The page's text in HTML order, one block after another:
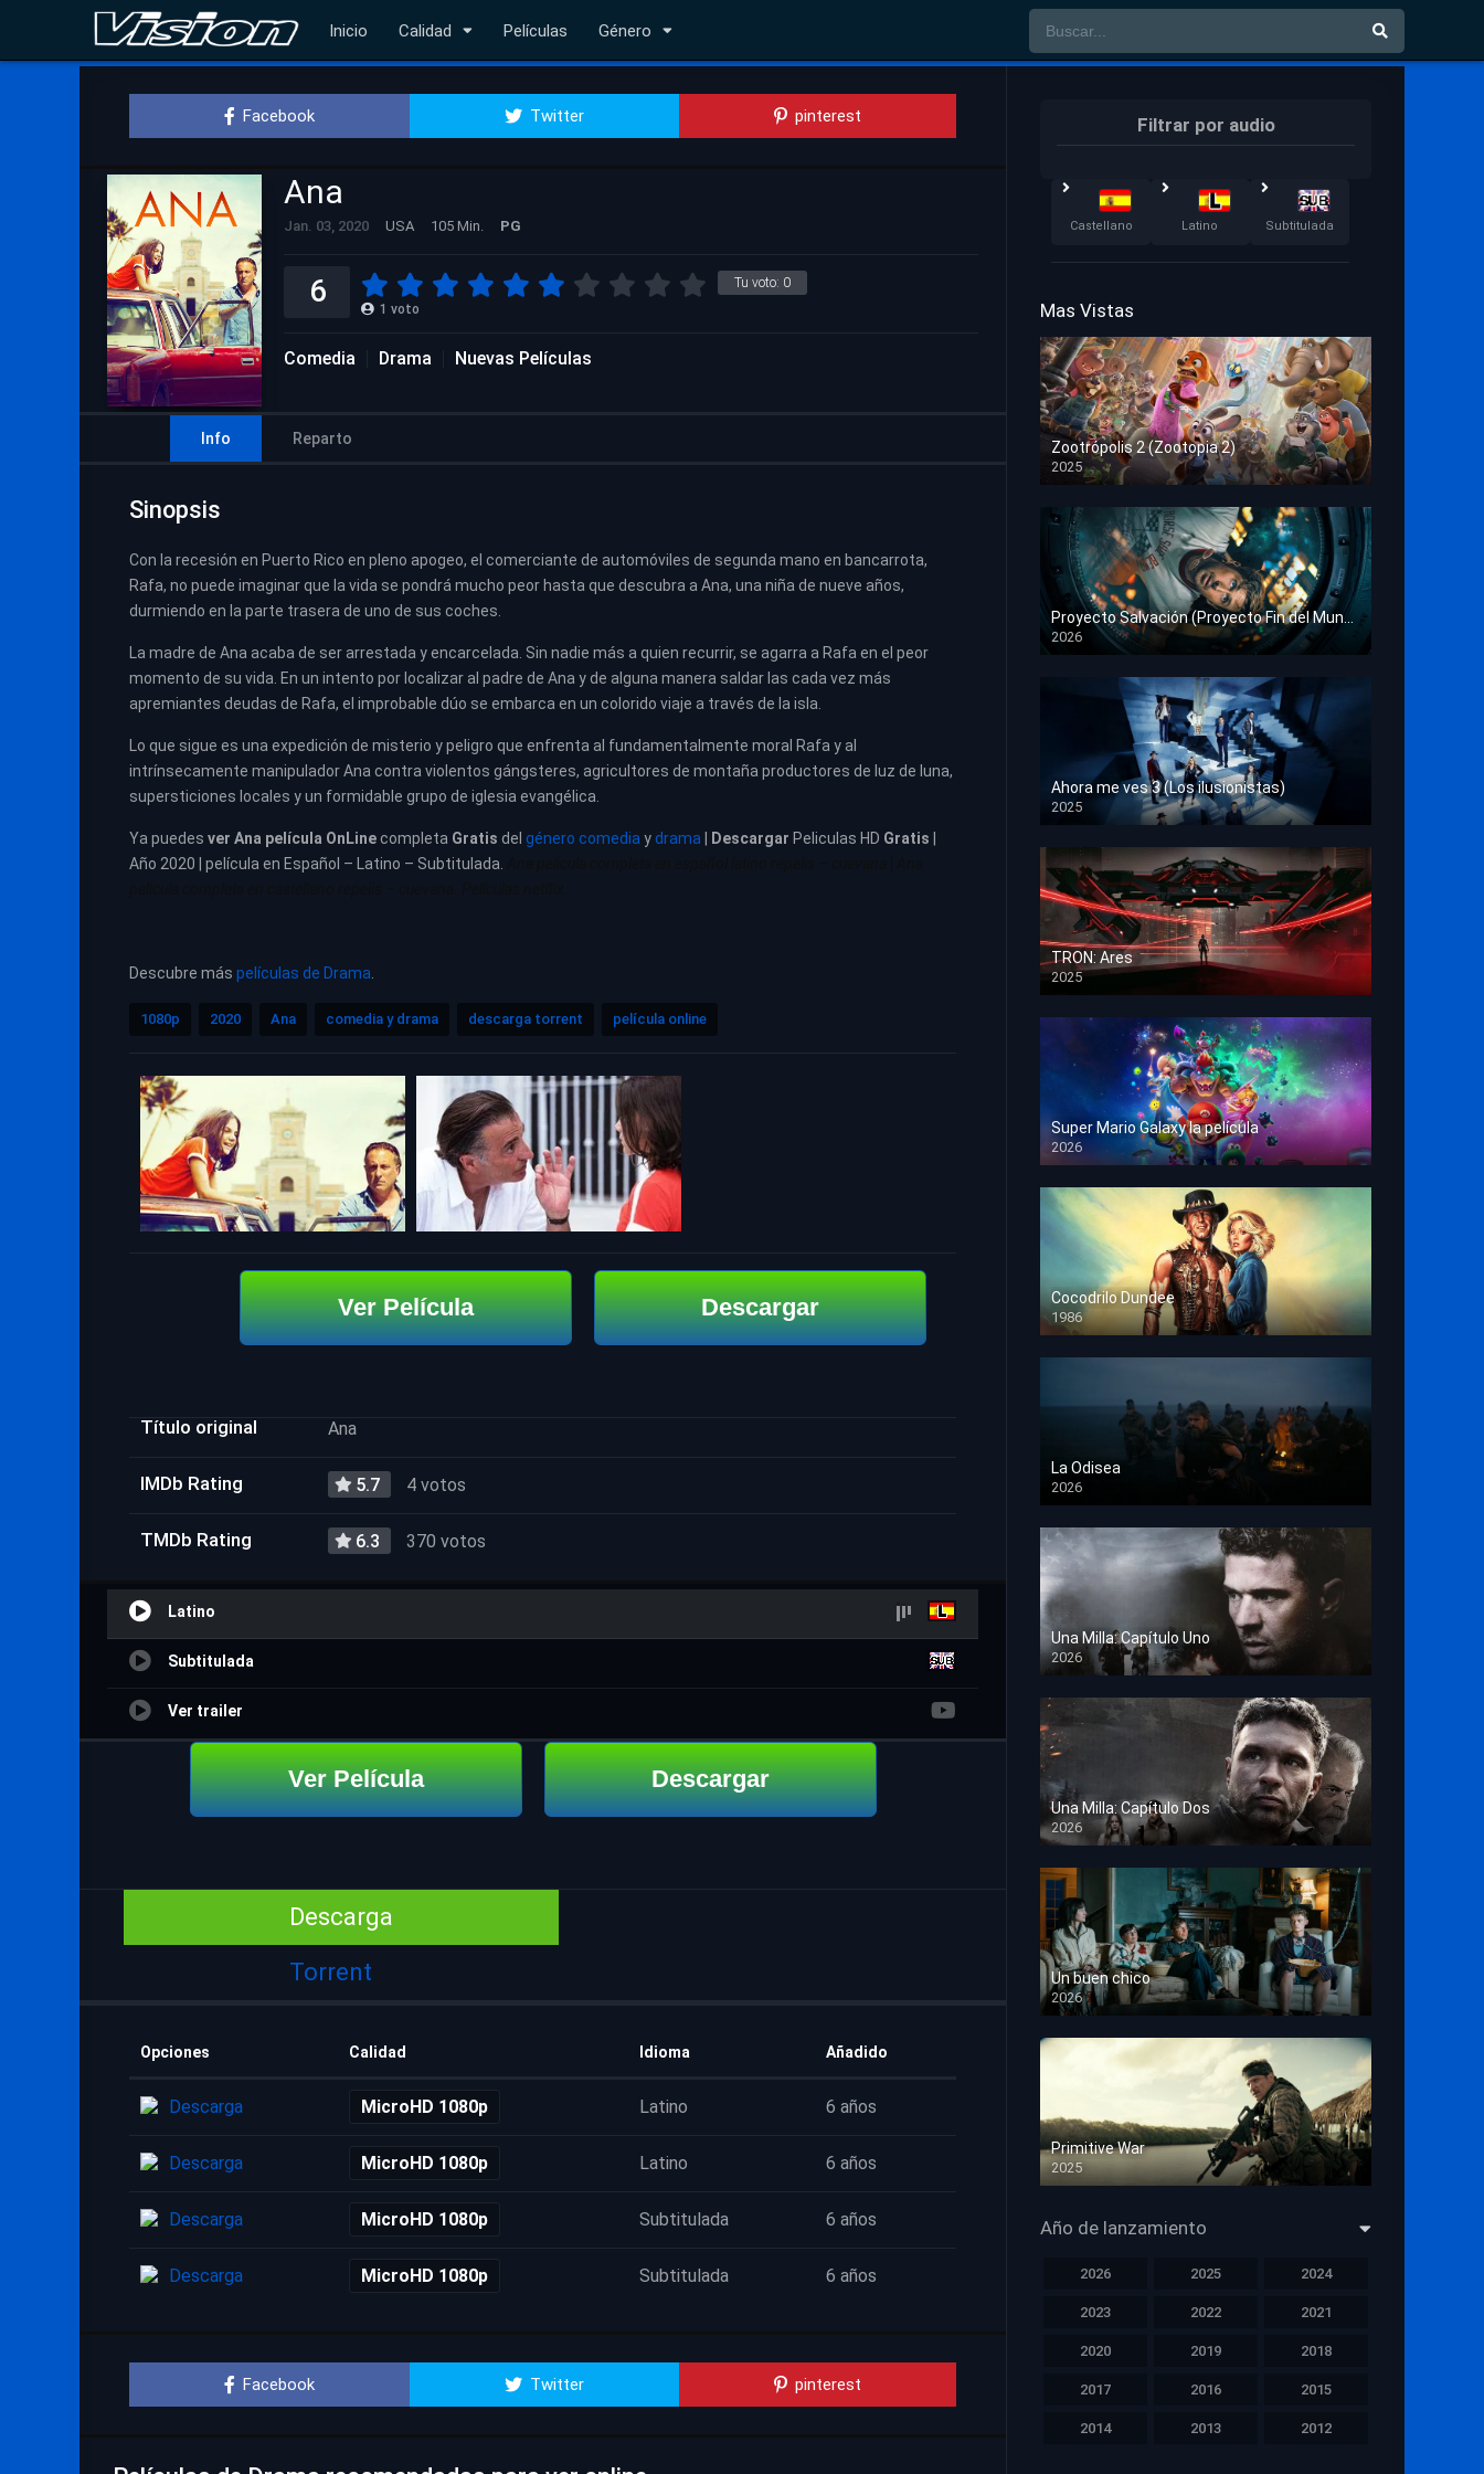
Inicio Calidad Películas Género
Facebook Twitter pinterest
Ana
Jan. 03, 2020 USA 105 Min. PG
Tu voto: 0
6 1 voto
Comedia Drama Nuevas Películas
Info Reparto
Sinopsis
Con la recesión en Puerto Rico en pleno apogeo, el comerciante de automóviles de segunda mano en bancarrota,
Rafa, no puede imaginar que la vida se pondrá mucho peor hasta que descubra a Ana, una niña de nueve años,
durmiendo en la parte trasera de uno de sus coches.
La madre de Ana acaba de ser arrestada y encarcelada. Sin nadie más a quien recurrir, se agarra a Rafa en el peor
momento de su vida. En un intento por localizar al padre de Ana y de alguna manera saldar las cada vez más
apremiantes deudas de Rafa, el improbable dúo se embarca en un colorido viaje a través de la isla.
Lo que sigue es una expedición de misterio y peligro que enfrenta al fundamentalmente moral Rafa y al
intrínsecamente manipulador Ana contra violentos gángsteres, agricultores de montaña productores de luz de luna,
supersticiones locales y un formidable grupo de iglesia evangélica.
Ya puedes ver Ana película OnLinecompleta Gratis del género comedia ydrama Descargar Peliculas HD Gratis
Año 2020 | película en Español – Latino – Subtitulada.
Descubre más películas de Drama
1080p 2020 Ana comedia y drama descarga torrent película online
Ver Película Descargar
Título original Ana
IMDb Rating 5.7 4 votos
TMDb Rating 6.3 370 votos
Latino
Subtitulada
Ver trailer
Ver Película Descargar
Descarga
Torrent
Opciones Calidad Idioma Añadido
Descarga MicroHD 1080p Latino 6 años
Descarga MicroHD 1080p Latino 6 años
Descarga MicroHD 1080p Subtitulada 6 años
Descarga MicroHD 1080p Subtitulada 6 años
Facebook Twitter pinterest
Filtrar por audio
Castellano Latino Subtitulada
Mas Vistas
Zootrópolis 2 (Zootopia 2)
2025
HD 1080p
Proyecto Salvación (Proyecto Fin del Mundo)
2026
HD 1080p
Ahora me ves 3 (Los ilusionistas)
2025
HD 1080p
TRON: Ares
2025
HD 1080p
Super Mario Galaxy la película
2026
HD 1080p
Cocodrilo Dundee
1986
HD 1080p
La Odisea
2026
TS Screener
Una Milla: Capítulo Uno
2026
HD 1080p
Una Milla: Capítulo Dos
2026
HD 1080p
Un buen chico
2026
HD 1080p
Primitive War
2025
HD 1080p
Año de lanzamiento
2026 2025 2024
2023 2022 2021
2020 2019 2018
2017 2016 2015
2014 2013 2012